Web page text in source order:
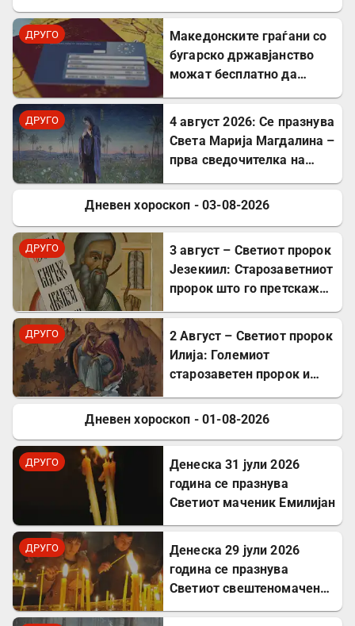
ДРУГО
Mакедонските граѓани со
бугарско државјанство
можат бесплатно да
ДРУГО
4 август 2026: Се празнува
Света Марија Магдалина –
прва сведочителка на
ДРУГО
Дневен хороскоп - 03-08-2026
ДРУГО
3 август – Светиот пророк
Језекиил: Старозаветниот
пророк што го претскажа
ДРУГО
2 Август – Светиот пророк
Илија: Големиот
старозаветен пророк и
ДРУГО
Дневен хороскоп - 01-08-2026
ДРУГО
Денеска 31 јули 2026
година се празнува
Светиот маченик Емилијан
ДРУГО
Денеска 29 јули 2026
година се празнува
Светиот свештеномаченик